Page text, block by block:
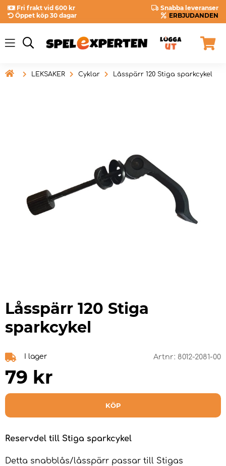
Fri frakt vid 600 kr
Snabba leveranser
Öppet köp 30 dagar
ERBJUDANDEN
 LEKSAKER Cyklar Låsspärr 120 Stiga sparkcykel
Låsspärr 120 Stiga
sparkcykel
I lager Artnr: 8012-2081-00
79 kr
KÖP
Reservdel till Stiga sparkcykel
Detta snabblås/låsspärr passar till Stigas